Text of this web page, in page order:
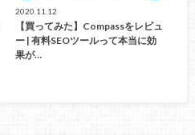
2020.11.12
【買ってみた】Compassをレビュ
ー | 有料SEOツールって本当に効
果が…